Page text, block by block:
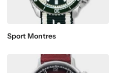
Sport Montres